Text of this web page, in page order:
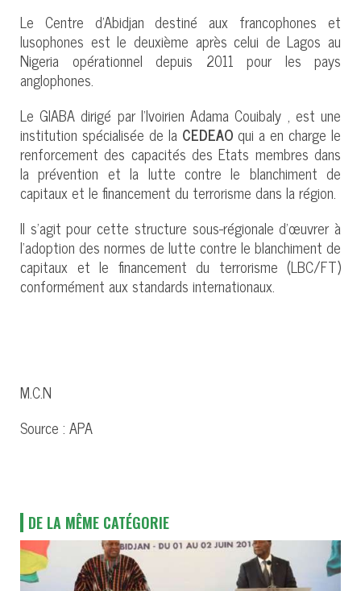
Le Centre d'Abidjan destiné aux francophones et
lusophones est le deuxième après celui de Lagos au
Nigeria opérationnel depuis 2011 pour les pays
anglophones.
Le GIABA dirigé par l'Ivoirien Adama Couibaly , est une
institution spécialisée de laCEDEAO qui a en charge le
renforcement des capacités des Etats membres dans
la prévention et la lutte contre le blanchiment de
capitaux et le financement du terrorisme dans la région.
Il s'agit pour cette structure sous-régionale d'œuvrer à
l'adoption des normes de lutte contre le blanchiment de
capitaux et le financement du terrorisme (LBC/FT)
conformément aux standards internationaux.
M.C.N
Source : APA
DE LA MÊME CATÉGORIE